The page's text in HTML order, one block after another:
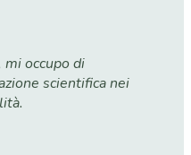
occupo di
scientifica nei